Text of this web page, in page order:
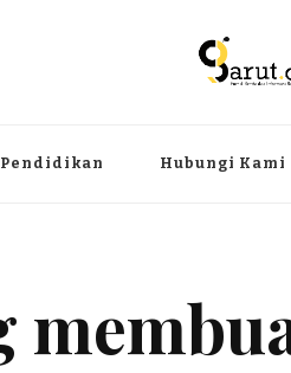
Pendidikan Hubungi Kami